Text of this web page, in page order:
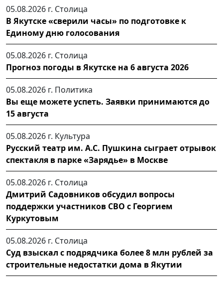
05.08.2026 г. Столица
В Якутске «сверили часы» по подготовке к
Единому дню голосования
05.08.2026 г. Столица
Прогноз погоды в Якутске на 6 августа 2026
05.08.2026 г. Политика
Вы еще можете успеть. Заявки принимаются до
15 августа
05.08.2026 г. Культура
Русский театр им. А.С. Пушкина сыграет отрывок
спектакля в парке «Зарядье» в Москве
05.08.2026 г. Столица
Дмитрий Садовников обсудил вопросы
поддержки участников СВО с Георгием
Куркутовым
05.08.2026 г. Столица
Суд взыскал с подрядчика более 8 млн рублей за
строительные недостатки дома в Якутии